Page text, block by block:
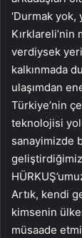
‘Durmak yok,
verdiysek
kalkınmada
ulaşımdan
Türkiye’nin
teknolojisi
sanayimizde
geliştirdiğimiz
Artık, kendi
kimsenin
müsaade